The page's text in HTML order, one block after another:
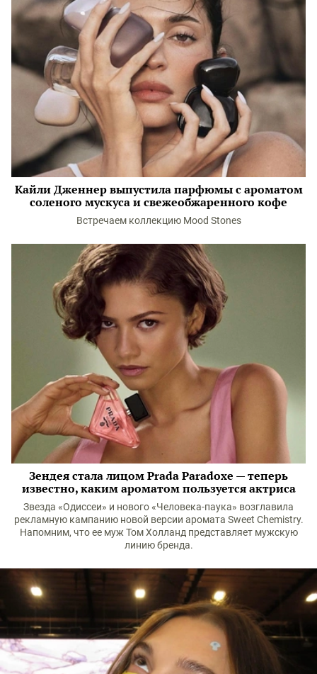
Кайли Дженнер выпустила парфюмы с ароматом
соленого мускуса и свежеобжаренного кофе
Встречаем коллекцию Mood Stones
Зендея стала лицом Prada Paradoxe — теперь
известно, каким ароматом пользуется актриса
Звезда «Одиссеи» и нового «Человека-паука» возглавила
рекламную кампанию новой версии аромата Sweet Chemistry.
Напомним, что ее муж Том Холланд представляет мужскую
линию бренда.